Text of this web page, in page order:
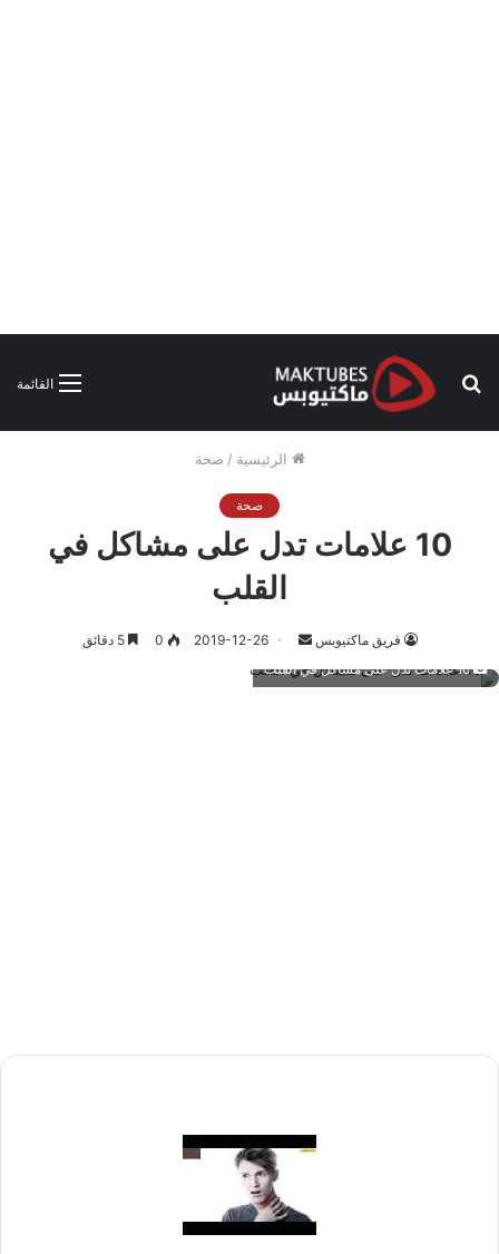
القائمة
بحث
الرئيسية / صحة
صحة
10 علامات تدل على مشاكل في
القلب
فريق ماكتيوبس
أرسل
إلكترونيا
2019-12-26
0 5 دقائق
10 علامات تدل على مشاكل في القلب